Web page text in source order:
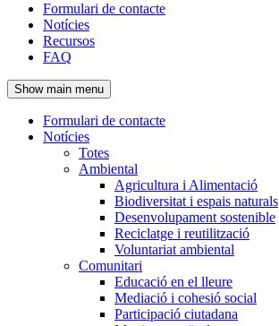
Navegació
principal
de
l'encapçalament
Formulari de contacte
Notícies
Recursos
FAQ
Show main menu
Navegació
principal
Formulari de contacte
Notícies
Totes
Ambiental
Agricultura i Alimentació
Biodiversitat i espais naturals
Desenvolupament sostenible
Reciclatge i reutilització
Voluntariat ambiental
Comunitari
Educació en el lleure
Mediació i cohesió social
Participació ciutadana